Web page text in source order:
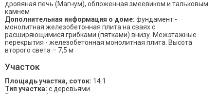
дровяная печь (Магнум), обложенная змеевиком и тальковым
камнем
Дополнительная информация о доме: фундамент -
монолитная железобетонная плита на сваях с
расширяющимися грибками (пятками) внизу. Межэтажные
перекрытия - железобетонная монолитная плита. Высота
второго света – 7,5 м
Участок
Площадь участка, соток: 14.1
Тип участка: с деревьями